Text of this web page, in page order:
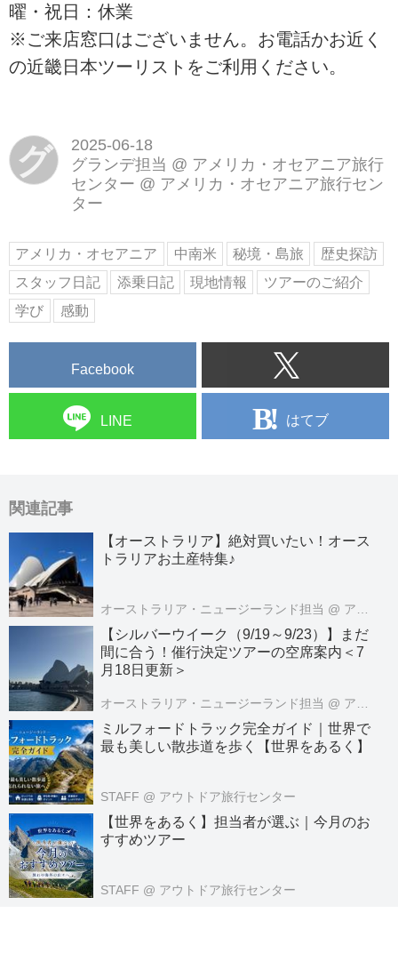
曜・祝日：休業
※ご来店窓口はございません。お電話かお近く
の近畿日本ツーリストをご利用ください。
グ
2025-06-18
グランデ担当 @ アメリカ・オセアニア旅行
センター @ アメリカ・オセアニア旅行セン
ター
アメリカ・オセアニア 中南米 秘境・島旅
歴史探訪
スタッフ日記
添乗日記 現地情報
ツアーのご紹介
学び
感動
Facebook
LINE はてブ
関連記事
【オーストラリア】絶対買いたい！オース
トラリアお土産特集♪
オーストラリア・ニュージーランド担当 @ アメリカ・オセアニア旅行センター
【シルバーウイーク（9/19～9/23）】まだ
間に合う！催行決定ツアーの空席案内＜7
月18日更新＞
オーストラリア・ニュージーランド担当 @ アメリカ・オセアニア旅行センター
ミルフォードトラック完全ガイド｜世界で
最も美しい散歩道を歩く【世界をあるく】
STAFF @ アウトドア旅行センター
【世界をあるく】担当者が選ぶ｜今月のお
すすめツアー
STAFF @ アウトドア旅行センター